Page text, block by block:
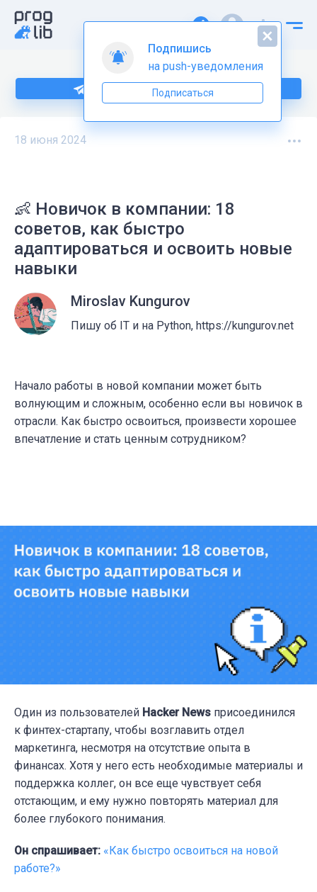
Подпишитесь на нас в Telegram
18 июня 2024
👶 Новичок в компании: 18
советов, как быстро
адаптироваться и освоить новые
навыки
Miroslav Kungurov
Пишу об IT и на Python, https://kungurov.net
Начало работы в новой компании может быть
волнующим и сложным, особенно если вы новичок в
отрасли. Как быстро освоиться, произвести хорошее
впечатление и стать ценным сотрудником?
Один из пользователей Hacker News присоединился
к финтех-стартапу, чтобы возглавить отдел
маркетинга, несмотря на отсутствие опыта в
финансах. Хотя у него есть необходимые материалы и
поддержка коллег, он все еще чувствует себя
отстающим, и ему нужно повторять материал для
более глубокого понимания.
Он спрашивает: «Как быстро освоиться на новой
работе?»
Подпишись
на push-уведомления
Подписаться